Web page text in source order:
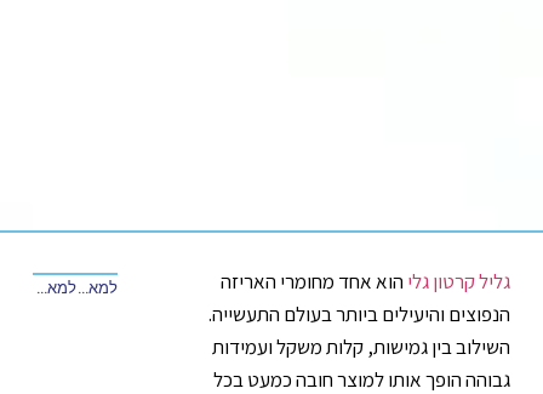
גליל קרטון גלי הוא אחד מחומרי האריזה
הנפוצים והיעילים ביותר בעולם התעשייה.
השילוב בין גמישות, קלות משקל ועמידות
גבוהה הופך אותו למוצר חובה כמעט בכל
למאמר הקודם למאמר הבא